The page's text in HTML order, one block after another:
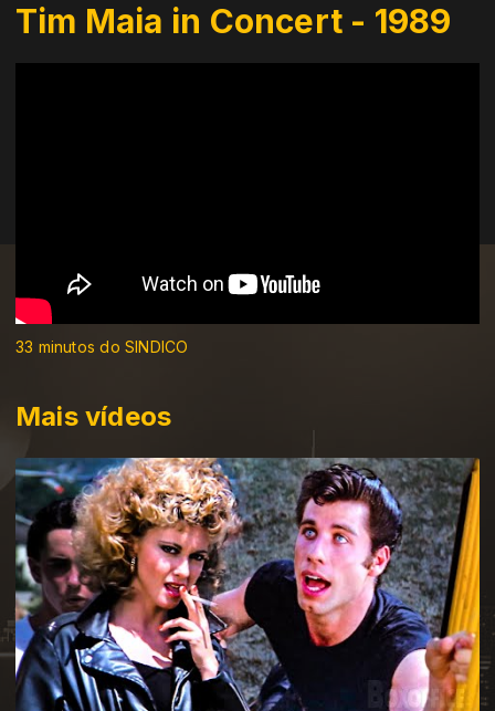
Tim Maia in Concert - 1989
Mais vídeos
33 minutos do SINDICO